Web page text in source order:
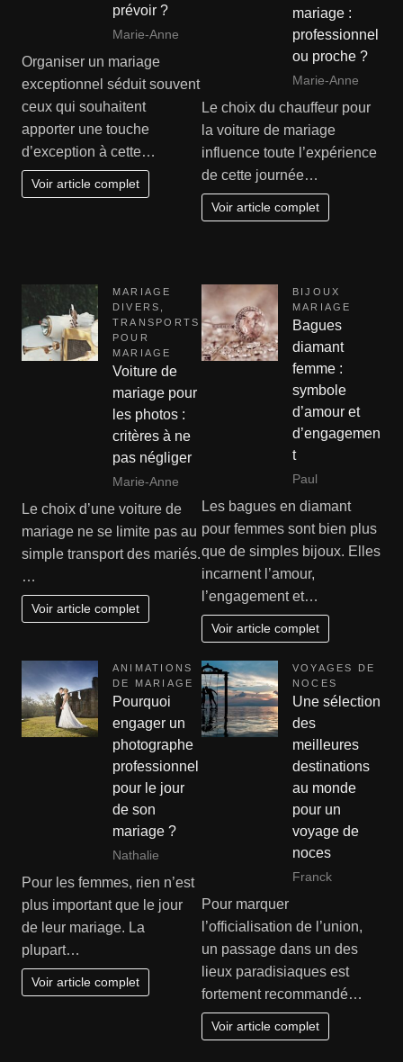
prévoir ?
Marie-Anne
Organiser un mariage
exceptionnel séduit souvent
ceux qui souhaitent
apporter une touche
d’exception à cette…
Voir article complet
mariage :
professionnel
ou proche ?
Marie-Anne
Le choix du chauffeur pour
la voiture de mariage
influence toute l’expérience
de cette journée…
Voir article complet
MARIAGE
DIVERS
TRANSPORTS
POUR
MARIAGE
Voiture de
mariage pour
les photos :
critères à ne
pas négliger
Marie-Anne
Le choix d’une voiture de
mariage ne se limite pas au
simple transport des mariés.
…
Voir article complet
BIJOUX
MARIAGE
Bagues
diamant
femme :
symbole
d’amour et
d’engagemen
t
Paul
Les bagues en diamant
pour femmes sont bien plus
que de simples bijoux. Elles
incarnent l’amour,
l’engagement et…
Voir article complet
ANIMATIONS
DE MARIAGE
Pourquoi
engager un
photographe
professionnel
pour le jour
de son
mariage ?
Nathalie
Pour les femmes, rien n’est
plus important que le jour
de leur mariage. La
plupart…
Voir article complet
VOYAGES DE
NOCES
Une sélection
des
meilleures
destinations
au monde
pour un
voyage de
noces
Franck
Pour marquer
l’officialisation de l’union,
un passage dans un des
lieux paradisiaques est
fortement recommandé…
Voir article complet